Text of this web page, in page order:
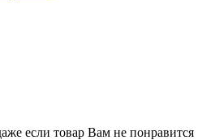
если товар Вам не понравится